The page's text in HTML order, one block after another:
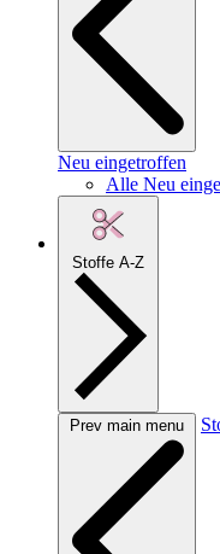
Neu eingetroffen
Alle Neu
Stoffe A-Z
Prev main menu